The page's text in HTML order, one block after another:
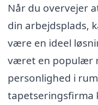
Når du overvejer
din arbejdsplads,
være en ideel
været en populær
personlighed i
tapetseringsfirma